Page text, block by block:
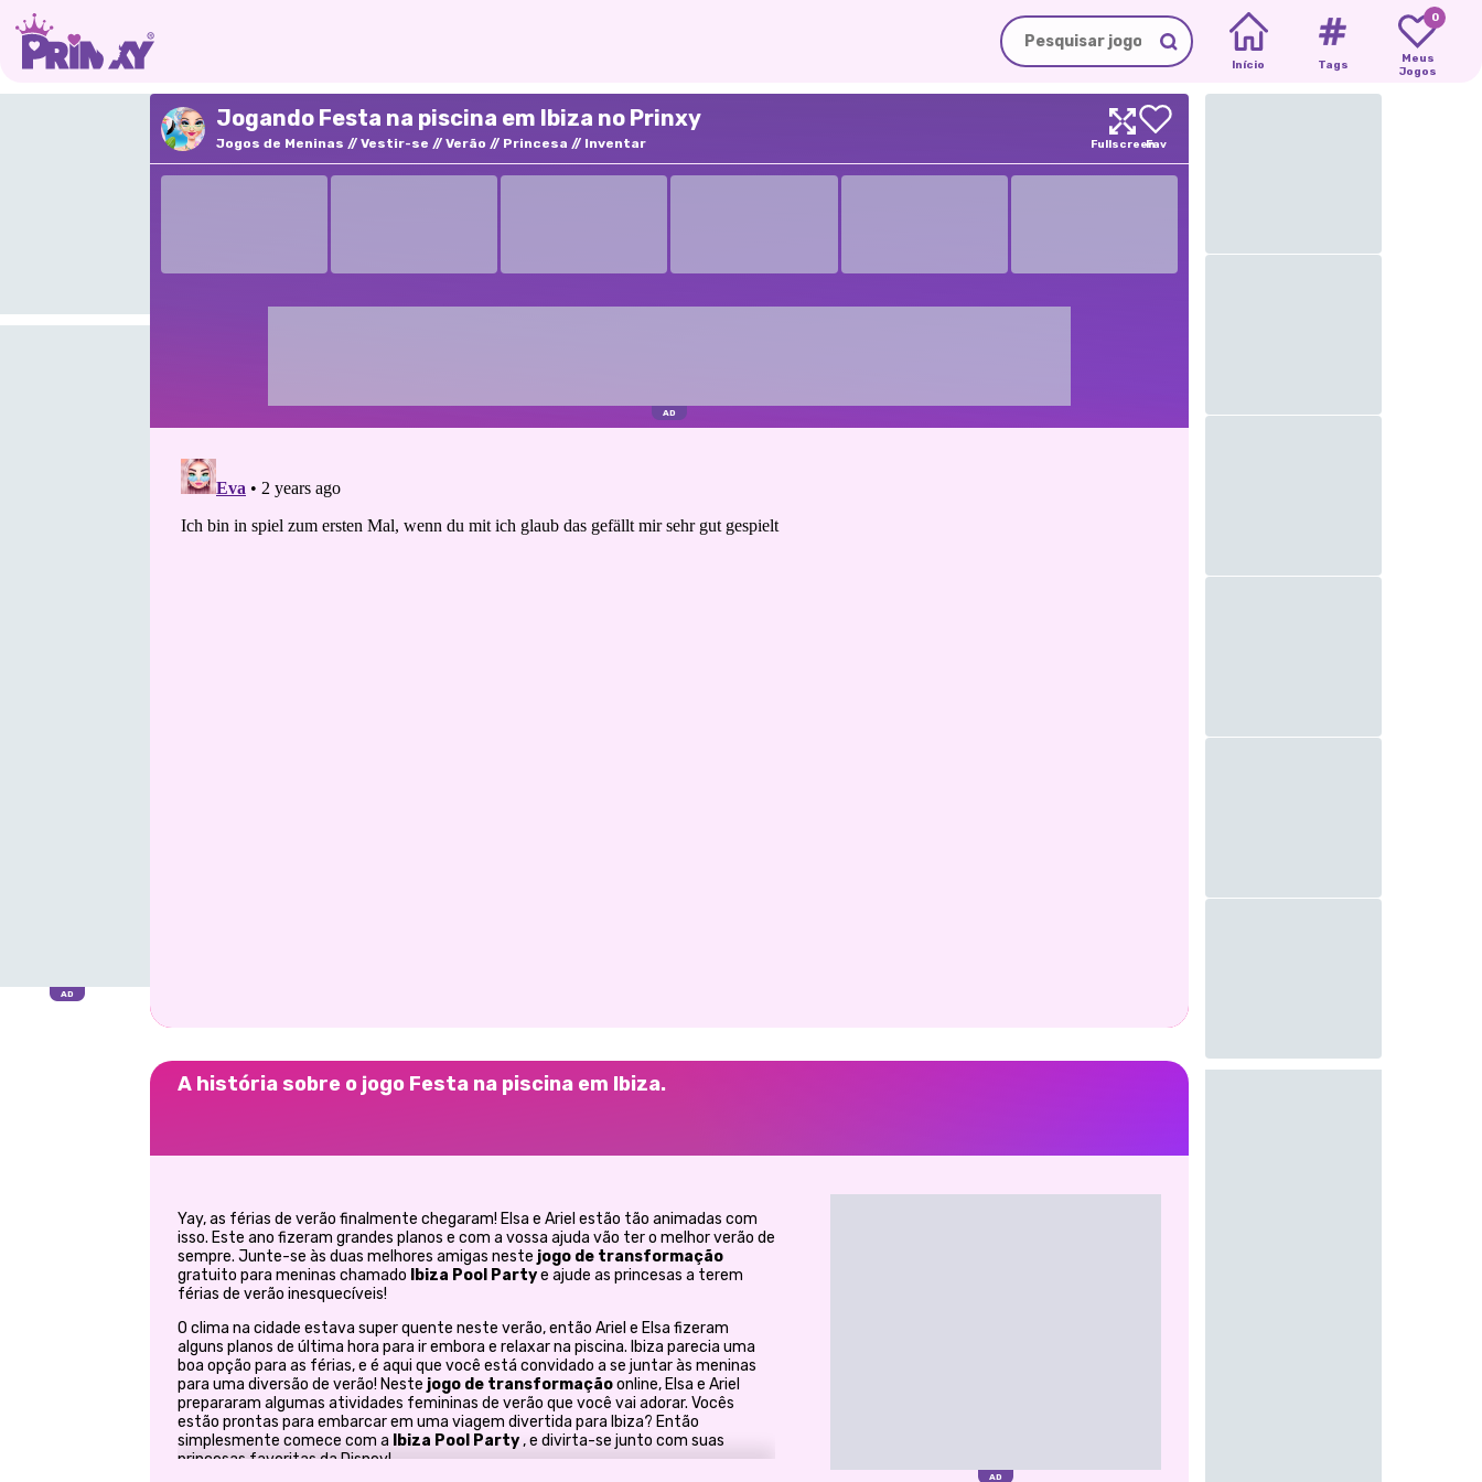
Início Tags
0
Meus
Jogos
Jogando Festa na piscina em Ibiza no Prinxy
Jogos de Meninas Vestir-se Verão Princesa Inventar
A história sobre o jogo Festa na piscina em Ibiza.
Yay, as férias de verão finalmente chegaram! Elsa e Ariel estão tão animadas com
isso. Este ano fizeram grandes planos e com a vossa ajuda vão ter o melhor verão de
sempre. Junte-se às duas melhores amigas neste jogo de transformação
gratuito para meninas chamado
Ibiza Pool Partye ajude as princesas a terem
férias de verão inesquecíveis!
O clima na cidade estava super quente neste verão, então Ariel e Elsa fizeram
alguns planos de última hora para ir embora e relaxar na piscina. Ibiza parecia uma
boa opção para as férias, e é aqui que você está convidado a se juntar às meninas
para uma diversão de verão! Neste jogo de transformaçãoonline, Elsa e Ariel
prepararam algumas atividades femininas de verão que você vai adorar. Vocês
estão prontas para embarcar em uma viagem divertida para Ibiza? Então
simplesmente comece com a Ibiza Pool Party, e divirta-se junto com suas
princesas favoritas da Disney!